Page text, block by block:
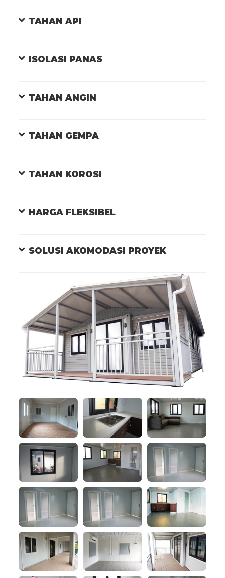
TAHAN API
ISOLASI PANAS
TAHAN ANGIN
TAHAN GEMPA
TAHAN KOROSI
HARGA FLEKSIBEL
SOLUSI AKOMODASI PROYEK